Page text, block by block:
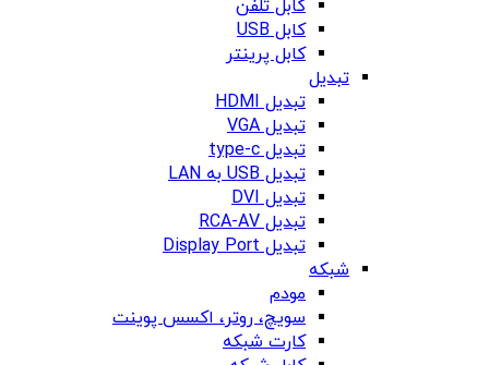
کابل تلفن
کابل USB
کابل پرینتر
تبدیل
تبدیل HDMI
تبدیل VGA
تبدیل type-c
تبدیل USB به LAN
تبدیل DVI
تبدیل RCA-AV
تبدیل Display Port
شبکه
مودم
سویچ، روتر، اکسس پوینت
کارت شبکه